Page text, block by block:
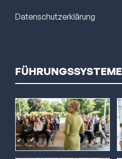
Datenschutzerklärung
FÜHRUNGSSYSTEME